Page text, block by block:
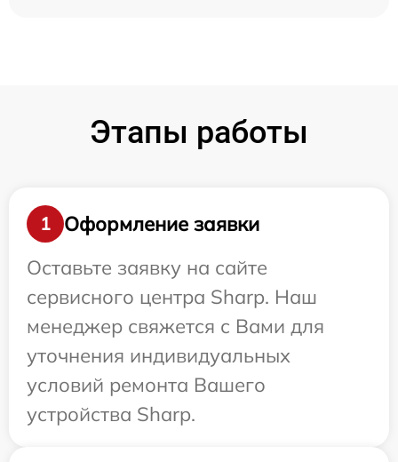
Этапы работы
1
Оформление заявки
Оставьте заявку на сайте
сервисного центра Sharp. Наш
менеджер свяжется с Вами для
уточнения индивидуальных
условий ремонта Вашего
устройства Sharp.